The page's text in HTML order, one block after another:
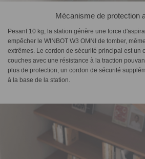
Mécanisme de protection
Pesant 10 kg, la station génère une force
empêcher le WINBOT W3 OMNI de tomber,
extrêmes. Le cordon de sécurité principal est un
couches avec une résistance à la traction
plus de protection, un cordon de sécurité
à la base de la station.